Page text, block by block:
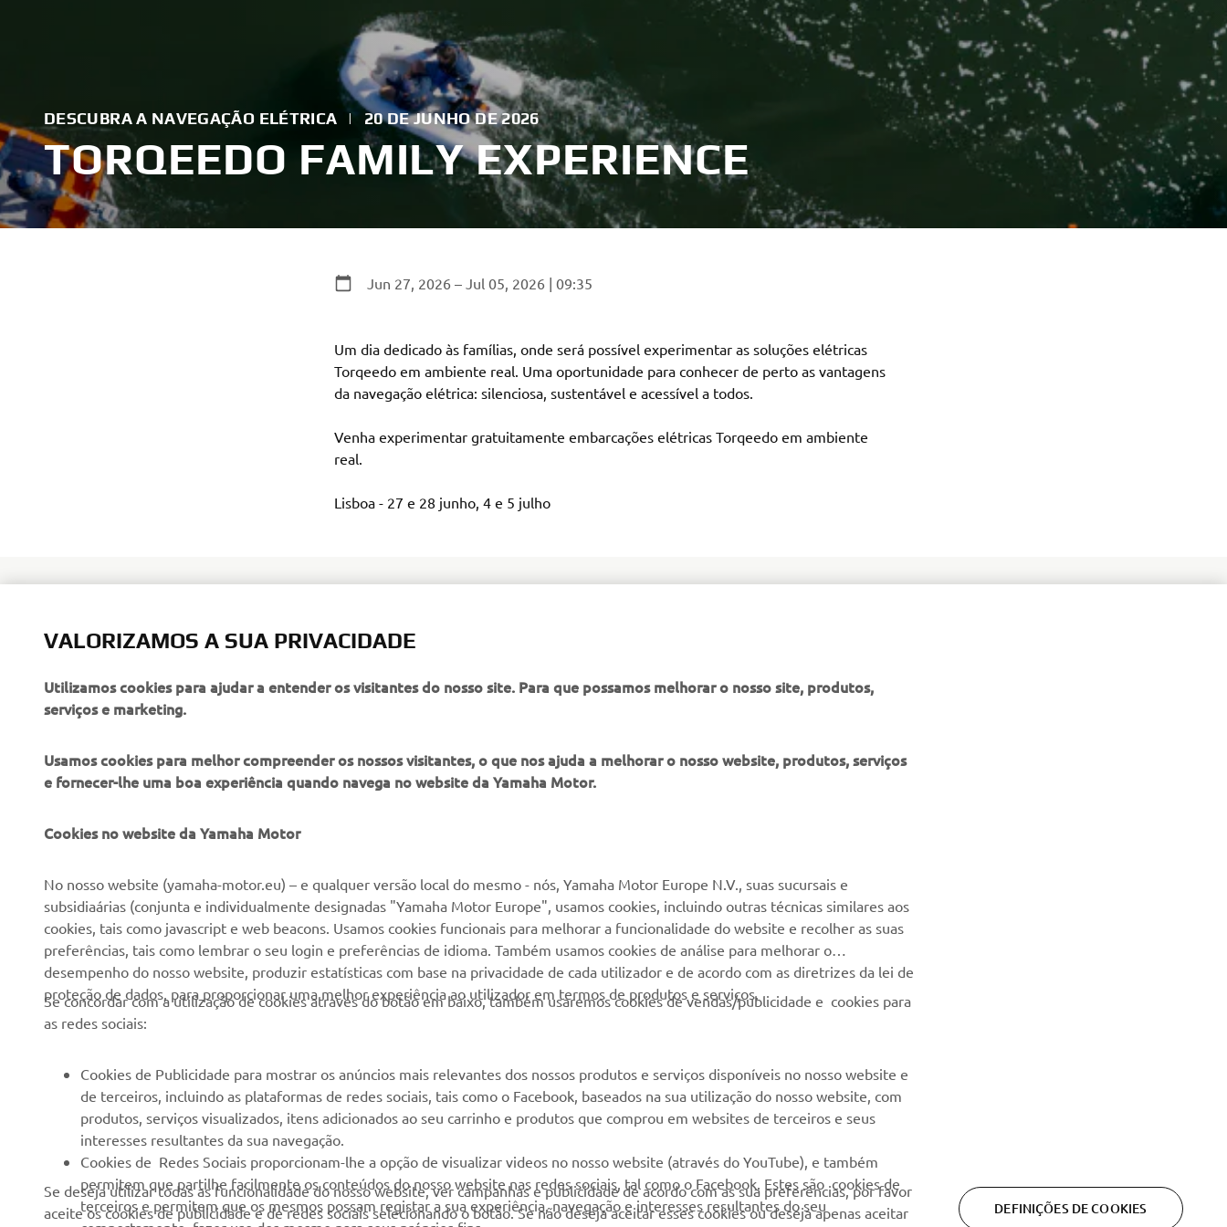
DESCUBRA A NAVEGAÇÃO ELÉTRICA | 20 DE JUNHO DE 2026
TORQEEDO FAMILY EXPERIENCE
Jun 27, 2026 – Jul 05, 2026 | 09:35
Um dia dedicado às famílias, onde será possível experimentar as soluções elétricas
Torqeedo em ambiente real. Uma oportunidade para conhecer de perto as vantagens
da navegação elétrica: silenciosa, sustentável e acessível a todos.
Venha experimentar gratuitamente embarcações elétricas Torqeedo em ambiente
real.
Lisboa - 27 e 28 junho, 4 e 5 julho
EMPRESA
Notícias
Imprensa
Catálogos
Trabalhar na Yamaha
Eventos
Política de Direitos
Humanos
Política Básica de
Sustentabilidade
Canal de Denúncias
PARA EMPRESAS
NEO's Delivery
Sistemas eBike
Campos de golfe
Socorristas
Unidade de Negócios de
Robótica
Parcerias
Informação Técnica para
Agentes
Yamalube Safety Data
Yamaha Music
Yamaha Racing
Yamaha Motor Global
Aplicações móveis
Serviço de Apoio ao
Cliente
Livro de reclamações
Catálogo de peças
Gestão de resíduos,
baterias e VFV
novos lançamentos e muito mais
processamos os seus dados pessoais:
VALORIZAMOS A SUA PRIVACIDADE
Utilizamos cookies para ajudar a entender os visitantes do nosso site. Para que possamos melhorar o nosso site, produtos,
serviços e marketing.
Usamos cookies para melhor compreender os nossos visitantes, o que nos ajuda a melhorar o nosso website, produtos, serviços
e fornecer-lhe uma boa experiência quando navega no website da Yamaha Motor.
Cookies no website da Yamaha Motor
No nosso website (yamaha-motor.eu) – e qualquer versão local do mesmo - nós, Yamaha Motor Europe N.V., suas sucursais e
subsidiaárias (conjunta e individualmente designadas "Yamaha Motor Europe", usamos cookies, incluindo outras técnicas similares aos
cookies, tais como javascript e web beacons. Usamos cookies funcionais para melhorar a funcionalidade do website e recolher as suas
preferências, tais como lembrar o seu login e preferências de idioma. Também usamos cookies de análise para melhorar o
desempenho do nosso website, produzir estatísticas com base na privacidade de cada utilizador e de acordo com as diretrizes da lei de
proteção de dados, para proporcionar uma melhor experiência ao utilizador em termos de produtos e serviços.
Se concordar com a utilização de cookies através do botão em baixo, também usaremos cookies de vendas/publicidade e cookies para
as redes sociais:
Cookies de Publicidade para mostrar os anúncios mais relevantes dos nossos produtos e serviços disponíveis no nosso website e
de terceiros, incluindo as plataformas de redes sociais, tais como o Facebook, baseados na sua utilização do nosso website, com
produtos, serviços visualizados, itens adicionados ao seu carrinho e produtos que comprou em websites de terceiros e seus
interesses resultantes da sua navegação.
Cookies de Redes Sociais proporcionam-lhe a opção de visualizar videos no nosso website (através do YouTube), e também
permitem que partilhe facilmente os conteúdos do nosso website nas redes sociais, tal como o Facebook. Estes são cookies de
terceiros e permitem que os mesmos possam registar a sua experiência, navegação e interesses resultantes do seu
Se deseja utilizar todas as funcionalidade do nosso website, ver campanhas e publicidade de acordo com as sua preferências, por favor
aceite os cookies de publicidade e de redes sociais selecionando o botão. Se não deseja aceitar esses cookies ou deseja apenas aceitar
DEFINIÇÕES DE COOKIES